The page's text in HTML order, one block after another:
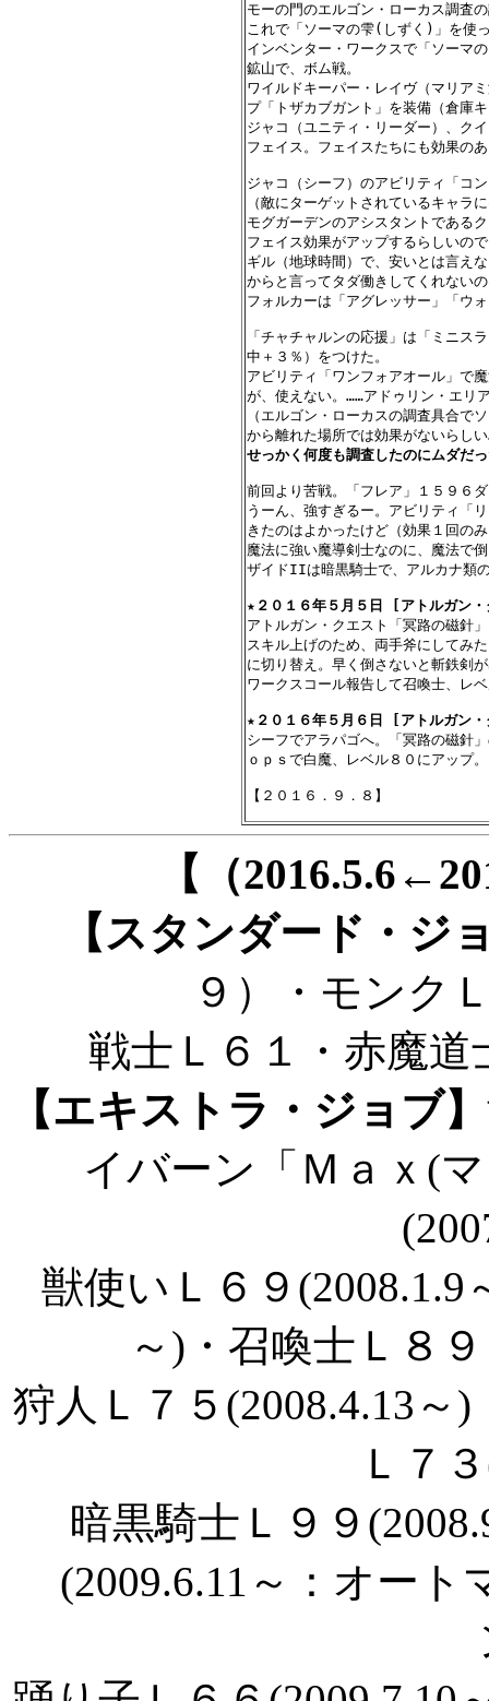
モーの門のエルゴン・ローカス調査
これで「ソーマの雫(しずく)」を使
インベンター・ワークスで「ソーマ
鉱山で、ボム戦。
ワイルドキーパー・レイヴ（マリア
プ「トザカブガント」を装備（倉庫
ジャコ（ユニティ・リーダー）、ク
フェイス。フェイスたちにも効果の
ジャコ（シーフ）のアビリティ「コ
（敵にターゲットされているキャラ
モグガーデンのアシスタントである
フェイス効果がアップするらしいの
ギル（地球時間）で、安いとは言え
からと言ってタダ働きしてくれない
フォルカーは「アグレッサー」「ウ
「チャチャルンの応援」は「ミニス
中＋３％）をつけた。
アビリティ「ワンフォアオール」で
が、使えない。……アドゥリン・エリ
（エルゴン・ローカスの調査具合で
せっかく何度も調査したのにムダだ
前回より苦戦。「フレア」１５９６
うーん、強すぎるー。アビリティ「
きたのはよかったけど（効果１回の
魔法に強い魔導剣士なのに、魔法で
ザイドIIは暗黒騎士で、アルカナ類
★ ２０１６年５月５日 [アトルガン
アトルガン・クエスト「冥路の磁針
スキル上げのため、両手斧にしてみ
に切り替え。早く倒さないと斬鉄剣
ワークスコール報告して召喚士、レ
★ ２０１６年５月６日 [アトルガン
シーフでアラパゴへ。「冥路の磁針
ｏｐｓで白魔、レベル８０にアップ。
【（
【スタンダード・ジ
９）・モンク
戦士Ｌ６１・赤魔
【エキストラ・ジョブ】
イバーン「Ｍａｘ(
獣使いＬ６９(2008.1.9
～)・召喚士Ｌ８
狩人Ｌ７５(2008.4.13～
Ｌ７
暗黒騎士Ｌ９９
(2009.6.11～：オー